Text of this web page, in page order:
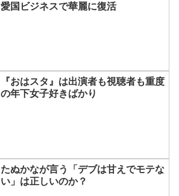
愛国ビジネスで華麗に復活
『おはスタ』は出演者も視聴者も重度
の年下女子好きばかり
たぬかなが言う「デブは甘えでモテな
い」は正しいのか？